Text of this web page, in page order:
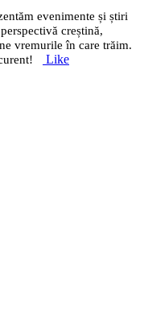
evenimente și știri
creștină,
vremurile în care trăim.
Like